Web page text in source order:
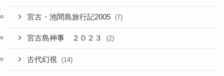
宮古・池間島旅行記2005 (7)
宮古島神事 ２０２３ (2)
古代幻視 (14)